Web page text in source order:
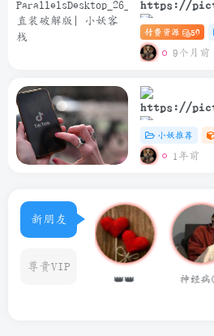
付费资源 50
9个月前
小妖推荐
1年前
新朋友
尊贵VIP
神经病🤔 悠然。